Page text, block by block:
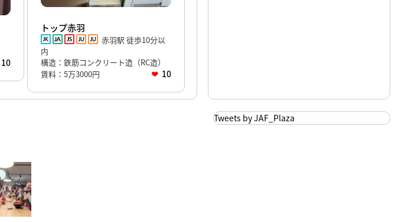
10
トップ赤羽
赤羽駅 徒歩10分以
内
構造：鉄筋コンクリート造（RC造）
賃料：5万3000円
10
Tweets by JAF_Plaza